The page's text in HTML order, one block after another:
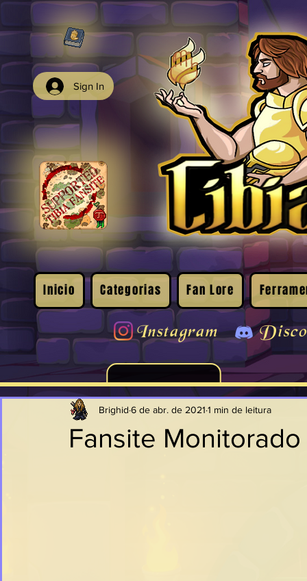
Sign In
Inicio Categorias Fan Lore
Instagram
Fansite Monitorado
Brighid 6 de abr. de 2021 1 min de leitura